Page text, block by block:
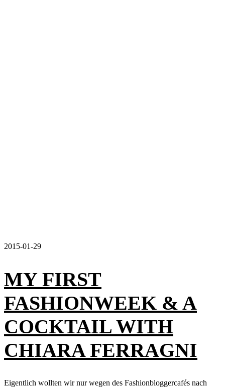
2015-01-29
MY FIRST
FASHIONWEEK & A
COCKTAIL WITH
CHIARA FERRAGNI
Eigentlich wollten wir nur wegen des Fashionbloggercafés nach